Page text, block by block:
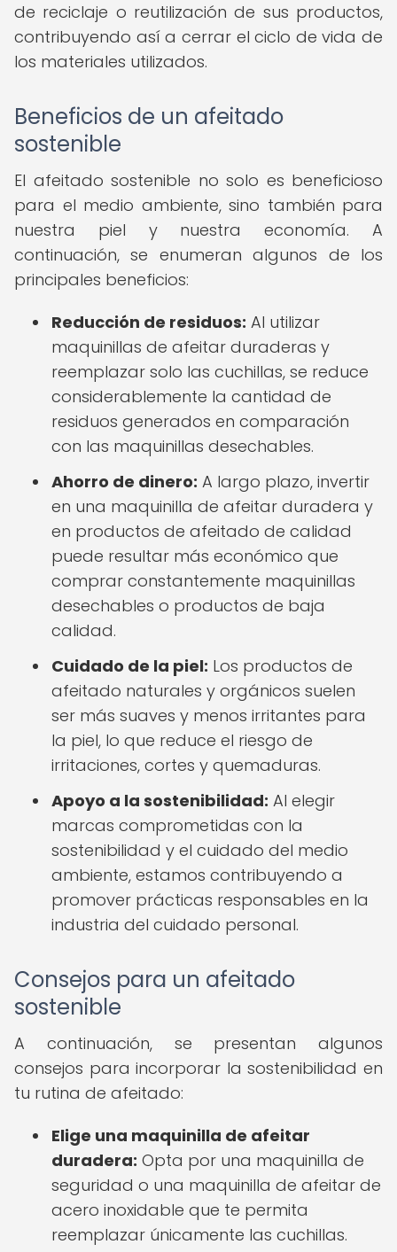
de reciclaje o reutilización de sus productos,
contribuyendo así a cerrar el ciclo de vida de
los materiales utilizados.
Beneficios de un afeitado
sostenible
El afeitado sostenible no solo es beneficioso
para el medio ambiente, sino también para
nuestra piel y nuestra economía. A
continuación, se enumeran algunos de los
principales beneficios:
Reducción de residuos: Al utilizar
maquinillas de afeitar duraderas y
reemplazar solo las cuchillas, se reduce
considerablemente la cantidad de
residuos generados en comparación
con las maquinillas desechables.
Ahorro de dinero: A largo plazo, invertir
en una maquinilla de afeitar duradera y
en productos de afeitado de calidad
puede resultar más económico que
comprar constantemente maquinillas
desechables o productos de baja
calidad.
Cuidado de la piel: Los productos de
afeitado naturales y orgánicos suelen
ser más suaves y menos irritantes para
la piel, lo que reduce el riesgo de
irritaciones, cortes y quemaduras.
Apoyo a la sostenibilidad: Al elegir
marcas comprometidas con la
sostenibilidad y el cuidado del medio
ambiente, estamos contribuyendo a
promover prácticas responsables en la
industria del cuidado personal.
Consejos para un afeitado
sostenible
A continuación, se presentan algunos
consejos para incorporar la sostenibilidad en
tu rutina de afeitado:
Elige una maquinilla de afeitar
duradera: Opta por una maquinilla de
seguridad o una maquinilla de afeitar de
acero inoxidable que te permita
reemplazar únicamente las cuchillas.